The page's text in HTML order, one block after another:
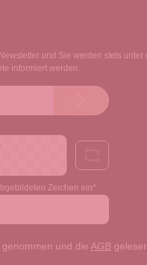
und Sie werden stets unter
informiert werden.
Zeichen ein*
und die AGB